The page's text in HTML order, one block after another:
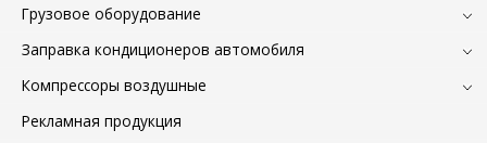
Грузовое оборудование
Заправка кондиционеров автомобиля
Компрессоры воздушные
Рекламная продукция